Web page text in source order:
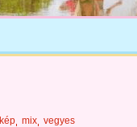
kép mix vegyes